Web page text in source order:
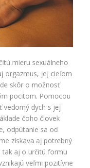
mieru sexuálneho
orgazmus, jej cieľom
skôr o možnosť
pocitom. Pomocou
vedomý dych s jej
čoho človek
odpútanie sa od
získava aj potrebný
tak aj o určitú formu
veľmi pozitívne